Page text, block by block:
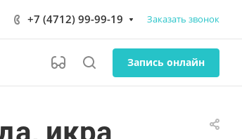
+7 (4712) 99-99-19 Заказать звонок
Запись онлайн